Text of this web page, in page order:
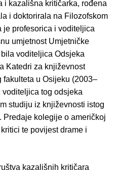
i kazališna kritičarka, rođena
i doktorirala na Filozofskom
je profesorica i voditeljica
umjetnost Umjetničke
voditeljica Odsjeka
Katedri za književnost
u Osijeku (2003‒
tog odsjeka
studiju iz književnosti istog
Predaje kolegije o američkoj
te povijest drame i
kazališnih kritičara